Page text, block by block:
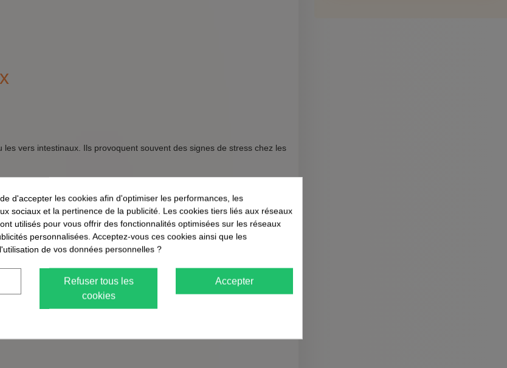
vers intestinaux. Ils provoquent souvent des signes de stress chez les
d'accepter les cookies afin d'optimiser les performances, les
sociaux et la pertinence de la publicité. Les cookies tiers liés aux réseaux
utilisés pour vous offrir des fonctionnalités optimisées sur les réseaux
personnalisées. Acceptez-vous ces cookies ainsi que les
de vos données personnelles ?
Accepter
Refuser tous les
cookies